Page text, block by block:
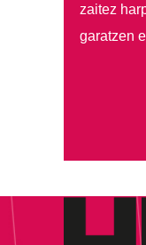
zaitez
garatzen